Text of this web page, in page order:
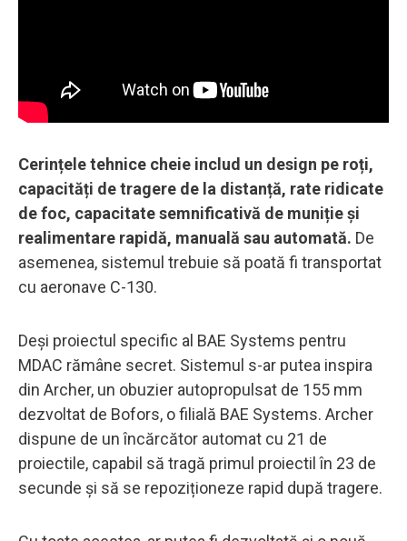
Cerințele tehnice cheie includ un design pe roți,
capacități de tragere de la distanță, rate ridicate
de foc, capacitate semnificativă de muniție și
realimentare rapidă, manuală sau automată. De
asemenea, sistemul trebuie să poată fi transportat
cu aeronave C-130.
Deși proiectul specific al BAE Systems pentru
MDAC rămâne secret. Sistemul s-ar putea inspira
din Archer, un obuzier autopropulsat de 155 mm
dezvoltat de Bofors, o filială BAE Systems. Archer
dispune de un încărcător automat cu 21 de
proiectile, capabil să tragă primul proiectil în 23 de
secunde și să se repoziționeze rapid după tragere.